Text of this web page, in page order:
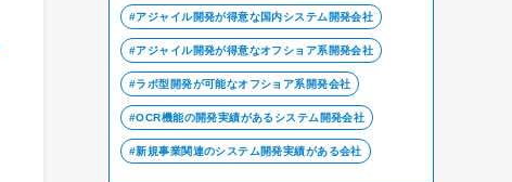
アジャイル開発が得意な国内システム開発会社
アジャイル開発が得意なオフショア系開発会社
ラボ型開発が可能なオフショア系開発会社
OCR機能の開発実績があるシステム開発会社
新規事業関連のシステム開発実績がある会社